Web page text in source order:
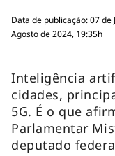
Data de publicação: 07 de
Agosto de 2024, 19:35h
Inteligência
cidades,
5G. É o que
Parlamentar
deputado